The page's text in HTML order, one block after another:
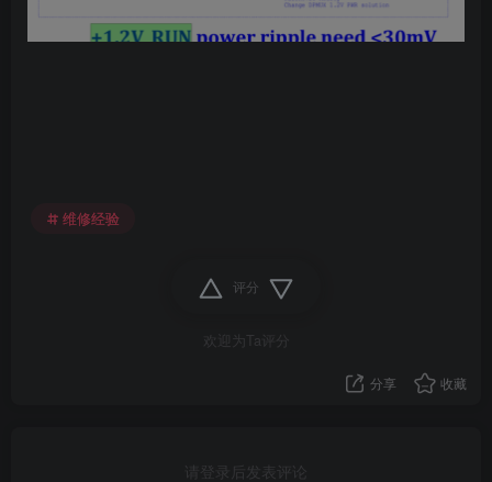
维修经验
评分
欢迎为Ta评分
分享 收藏
请登录后发表评论